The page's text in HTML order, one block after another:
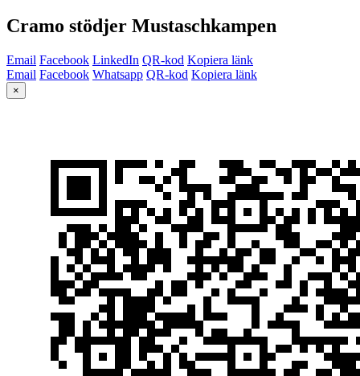
Cramo stödjer Mustaschkampen
Email Facebook LinkedIn QR-kod Kopiera länk
Email Facebook Whatsapp QR-kod Kopiera länk
×